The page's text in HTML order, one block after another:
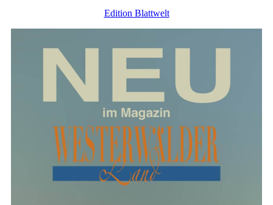
Edition Blattwelt